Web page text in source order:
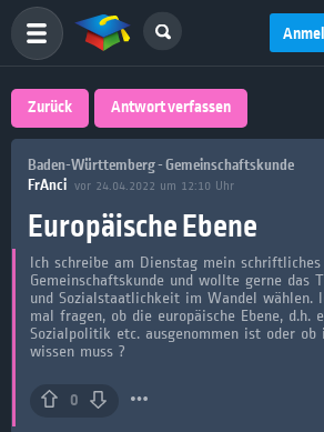
Zurück Antwort verfassen
Baden-Württemberg - Gemeinschaftskunde
FrAnci vor 24.04.2022 um 12:10 Uhr
Europäische Ebene
Ich schreibe am Dienstag mein
Gemeinschaftskunde und wollte gerne das
und Sozialstaatlichkeit im Wandel wählen.
mal fragen, ob die europäische Ebene, d.h.
Sozialpolitik etc. ausgenommen ist oder ob
wissen muss ?
0